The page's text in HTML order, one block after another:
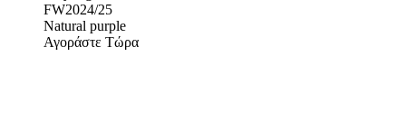
FW2024/25
Natural purple
Αγοράστε Τώρα